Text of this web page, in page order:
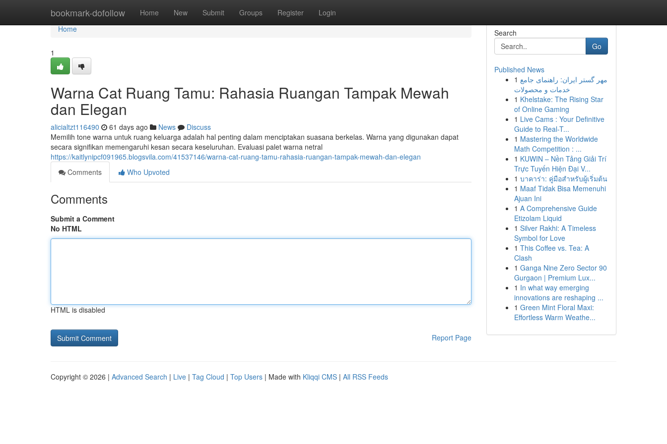
bookmark-dofollow Home New Submit Groups Register Login
Home
Home
1
Warna Cat Ruang Tamu: Rahasia Ruangan Tampak Mewah
dan Elegan
alicialtzt116490 61 days ago News
Discuss
Memilih tone warna untuk ruang keluarga adalah hal penting dalam menciptakan suasana berkelas. Warna yang digunakan dapat
secara signifikan memengaruhi kesan secara keseluruhan. Evaluasi palet warna netral
https://kaitlynipcf091965.blogsvila.com/41537146/warna-cat-ruang-tamu-rahasia-ruangan-tampak-mewah-dan-elegan
Comments
Who Upvoted
Comments
Submit a Comment
No HTML
HTML is disabled
Report Page
Search
Go
Published News
1 مهر گستر ایران: راهنمای جامع
خدمات و محصولات
1 Khelstake: The Rising Star
of Online Gaming
1 Live Cams : Your Definitive
Guide to Real-T...
1 Mastering the Worldwide
Math Competition : ...
1 KUWIN – Nền Tảng Giải Trí
Trực Tuyến Hiện Đại V...
1 บาคาร่า: คู่มือสำหรับผู้เริ่มต้น
1 Maaf Tidak Bisa Memenuhi
Ajuan Ini
1 A Comprehensive Guide
Etizolam Liquid
1 Silver Rakhi: A Timeless
Symbol for Love
1 This Coffee vs. Tea: A
Clash
1 Ganga Nine Zero Sector 90
Gurgaon | Premium Lux...
1 In what way emerging
innovations are reshaping ...
1 Green Mint Floral Maxi:
Effortless Warm Weathe...
Copyright © 2026 | Advanced Search | Live | Tag Cloud | Top Users | Made with Kliqqi CMS | All RSS Feeds